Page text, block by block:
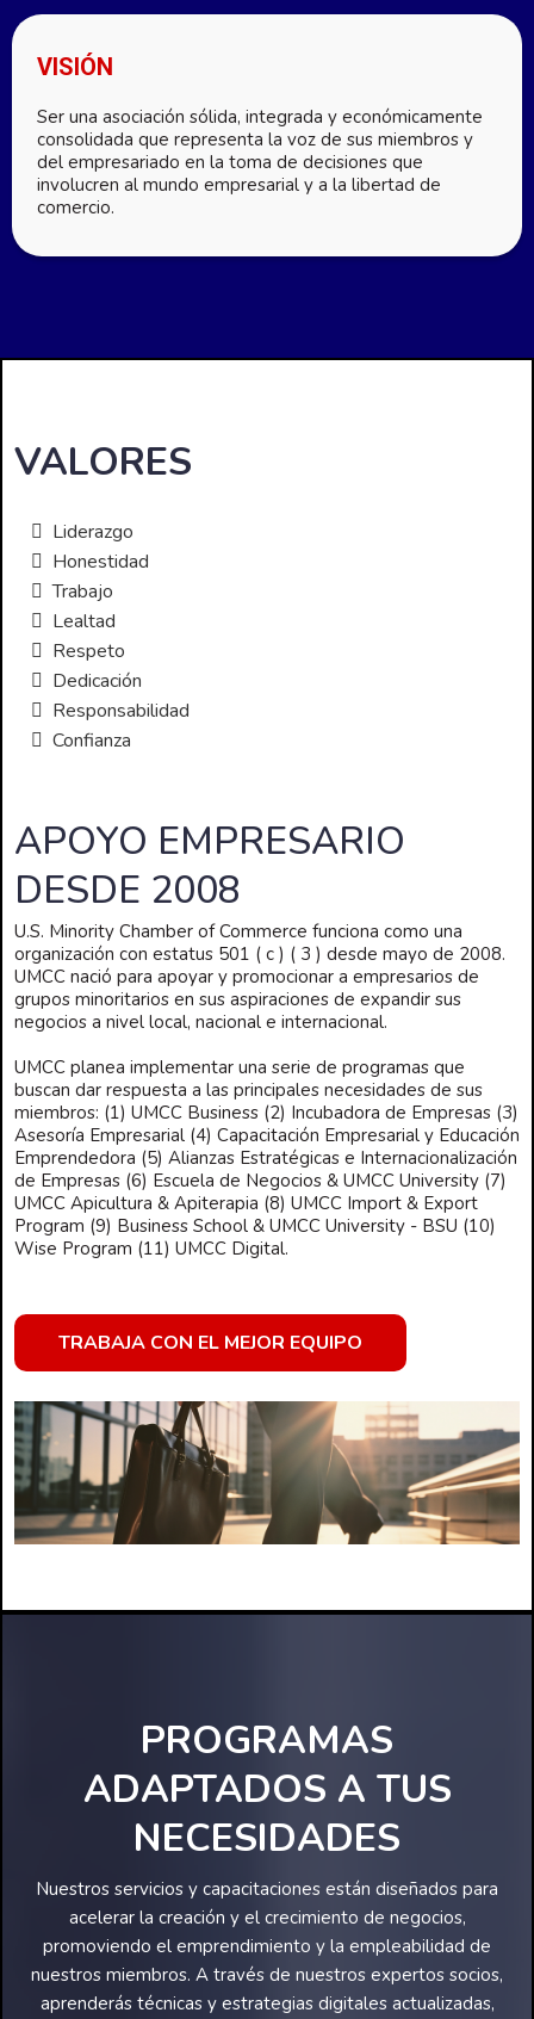
VISIÓN
Ser una asociación sólida, integrada y económicamente
consolidada que representa la voz de sus miembros y
del empresariado en la toma de decisiones que
involucren al mundo empresarial y a la libertad de
comercio.
VALORES
Liderazgo
Honestidad
Trabajo
Lealtad
Respeto
Dedicación
Responsabilidad
Confianza
APOYO EMPRESARIO
DESDE 2008
U.S. Minority Chamber of Commerce funciona como una
organización con estatus 501 ( c ) ( 3 ) desde mayo de 2008.
UMCC nació para apoyar y promocionar a empresarios de
grupos minoritarios en sus aspiraciones de expandir sus
negocios a nivel local, nacional e internacional.
UMCC planea implementar una serie de programas que
buscan dar respuesta a las principales necesidades de sus
miembros: (1) UMCC Business (2) Incubadora de Empresas (3)
Asesoría Empresarial (4) Capacitación Empresarial y Educación
Emprendedora (5) Alianzas Estratégicas e Internacionalización
de Empresas (6) Escuela de Negocios & UMCC University (7)
UMCC Apicultura & Apiterapia (8) UMCC Import & Export
Program (9) Business School & UMCC University - BSU (10)
Wise Program (11) UMCC Digital.
TRABAJA CON EL MEJOR EQUIPO
PROGRAMAS
ADAPTADOS A TUS
NECESIDADES
Nuestros servicios y capacitaciones están diseñados para
acelerar la creación y el crecimiento de negocios,
promoviendo el emprendimiento y la empleabilidad de
nuestros miembros. A través de nuestros expertos socios,
aprenderás técnicas y estrategias digitales actualizadas,